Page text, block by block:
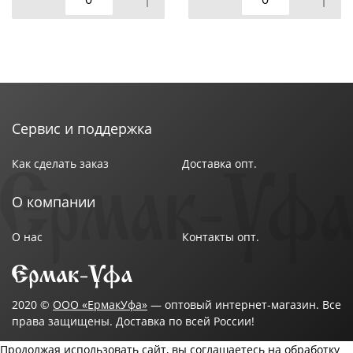
Сервис и поддержка
Как сделать заказ Доставка опт.
О компании
О нас Контакты опт.
2020 © ООО «ЕрмакУфа» — оптовый интернет-магазин. Все
права защищены. Доставка по всей России!
Продолжая использовать сайт, вы соглашаетесь на обработку